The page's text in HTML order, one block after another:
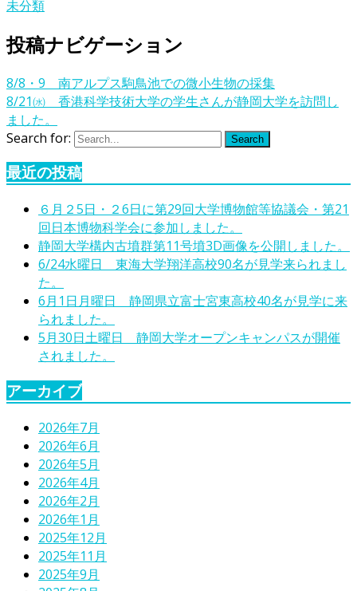
未分類
投稿ナビゲーション
8/8・9 南アルプス駒鳥池での微小生物の採集
8/21㈬ 香港科学技術大学の学生さんが静岡大学を訪問し
ました。
Search for:
Search
最近の投稿
６月２5日・２6日に第29回大学博物館等協議会・第21
回日本博物科学会に参加しました。
静岡大学構内古墳群第11号墳3D画像を公開しました。
6/24水曜日 東海大学翔洋高校90名が見学来られまし
た。
6月1日月曜日 静岡県立富士宮東高校40名が見学に来
られました。
5月30日土曜日 静岡大学オープンキャンパスが開催
されました。
アーカイブ
2026年7月
2026年6月
2026年5月
2026年4月
2026年2月
2026年1月
2025年12月
2025年11月
2025年9月